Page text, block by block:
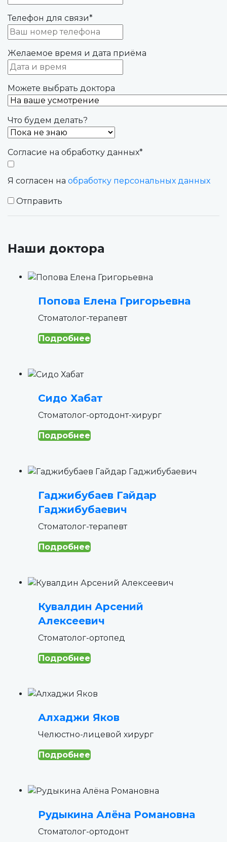
Телефон для связи*
Желаемое время и дата приёма
Можете выбрать доктора
Что будем делать?
Согласие на обработку данных*
Я согласен на обработку персональных данных
Отправить
Наши доктора
Попова Елена Григорьевна
Стоматолог-терапевт
Подробнее
Сидо Хабат
Стоматолог-ортодонт-хирург
Подробнее
Гаджибубаев Гайдар
Гаджибубаевич
Cтоматолог-терапевт
Подробнее
Кувалдин Арсений
Алексеевич
Стоматолог-ортопед
Подробнее
Алхаджи Яков
Челюстно-лицевой хирург
Подробнее
Рудыкина Алёна Романовна
Стоматолог-ортодонт